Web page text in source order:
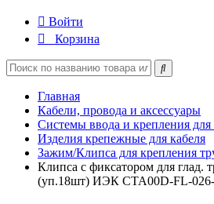
Войти
Корзина
Главная
Кабели, провода и аксессуары
Системы ввода и крепления для
Изделия крепежные для кабеля
Зажим/Клипса для крепления
Клипса с фиксатором для глад.
(уп.18шт) ИЭК CTA00D-FL-